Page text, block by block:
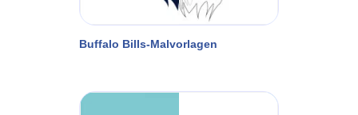
Buffalo Bills-Malvorlagen